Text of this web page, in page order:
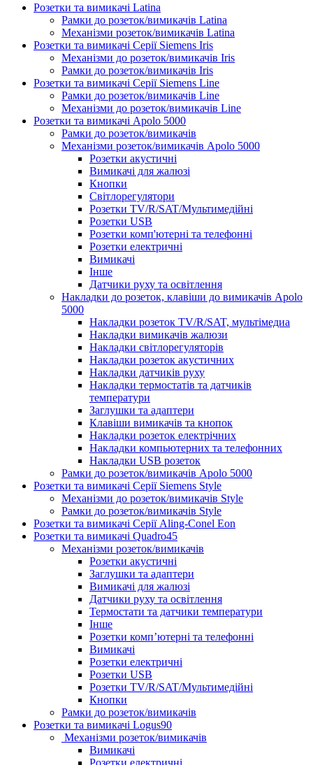
Розетки та вимикачі Latina
Рамки до розеток/вимикачів Latina
Механізми розеток/вимикачів Latina
Розетки та вимикачі Серії Siemens Iris
Механізми до розеток/вимикачів Iris
Рамки до розеток/вимикачів Iris
Розетки та вимикачі Серії Siemens Line
Рамки до розеток/вимикачів Line
Механізми до розеток/вимикачів Line
Розетки та вимикачі Apolo 5000
Рамки до розеток/вимикачів
Механізми розеток/вимикачів Apolo 5000
Розетки акустичні
Вимикачі для жалюзі
Кнопки
Світлорегулятори
Розетки TV/R/SAT/Мультимедійні
Розетки USB
Розетки комп'ютерні та телефонні
Розетки електричні
Вимикачі
Інше
Датчики руху та освітлення
Накладки до розеток, клавіши до вимикачів Apolo
5000
Накладки розеток TV/R/SAT, мультімедиа
Накладки вимикачів жалюзи
Накладки світлорегуляторів
Накладки розеток акустичних
Накладки датчиків руху
Накладки термостатів та датчиків
температури
Заглушки та адаптери
Клавіши вимикачів та кнопок
Накладки розеток електрічних
Накладки компьютерних та телефонних
Накладки USB розеток
Рамки до розеток/вимикачів Apolo 5000
Розетки та вимикачі Серії Siemens Style
Механізми до розеток/вимикачів Style
Рамки до розеток/вимикачів Style
Розетки та вимикачі Серії Aling-Conel Eon
Розетки та вимикачі Quadro45
Механізми розеток/вимикачів
Розетки акустичні
Заглушки та адаптери
Вимикачі для жалюзі
Датчики руху та освітлення
Термостати та датчики температури
Інше
Розетки комп’ютерні та телефонні
Вимикачі
Розетки електричні
Розетки USB
Розетки TV/R/SAT/Мультимедійні
Кнопки
Рамки до розеток/вимикачів
Розетки та вимикачі Logus90
Механізми розеток/вимикачів
Вимикачі
Розетки електричні